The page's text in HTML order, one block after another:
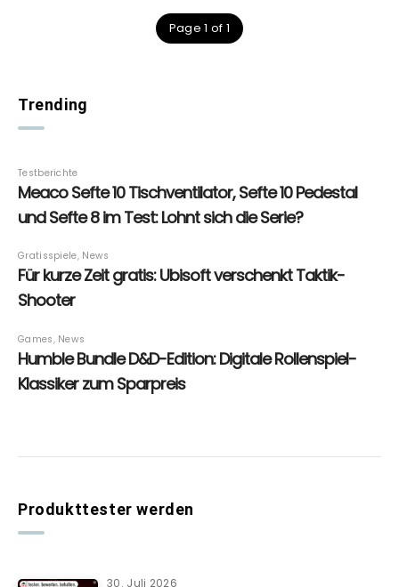
Page 1 of 1
Trending
Produkttester werden
30. Juli 2026